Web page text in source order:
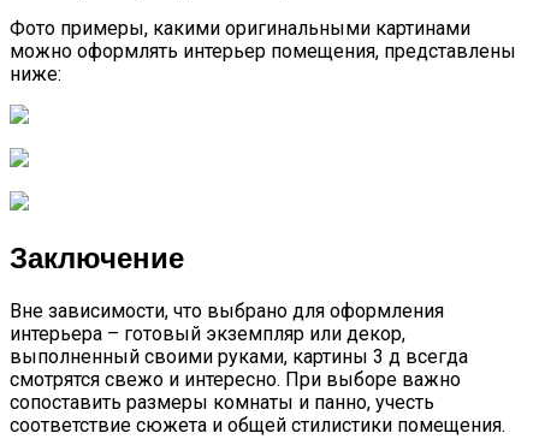
Фото примеры, какими оригинальными картинами
можно оформлять интерьер помещения, представлены
ниже:
Заключение
Вне зависимости, что выбрано для оформления
интерьера – готовый экземпляр или декор,
выполненный своими руками, картины 3 д всегда
смотрятся свежо и интересно. При выборе важно
сопоставить размеры комнаты и панно, учесть
соответствие сюжета и общей стилистики помещения.